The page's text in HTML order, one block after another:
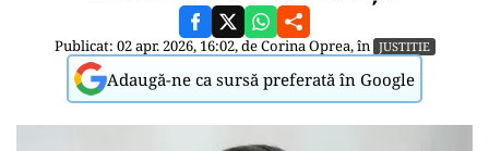
Publicat: 02 apr. 2026, 16:02, deCorina Oprea, în JUSTITIE
Adaugă-ne ca sursă preferată în Google